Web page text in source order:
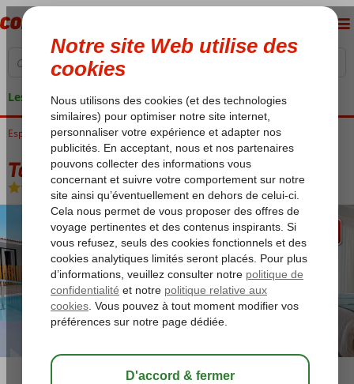
Les garanties de vacances
Espagne Îles Canaries Gran Canaria Playa del Ingles Todoque
Todoque
Logement